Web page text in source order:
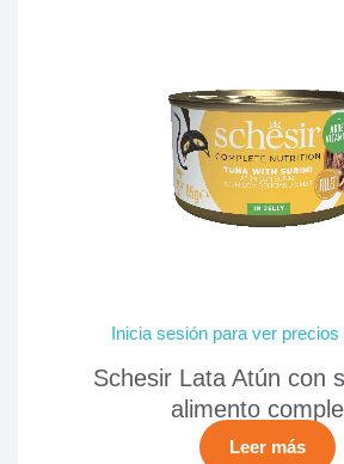
Inicia sesión para ver
Schesir Lata Atún con
alimento
Leer más